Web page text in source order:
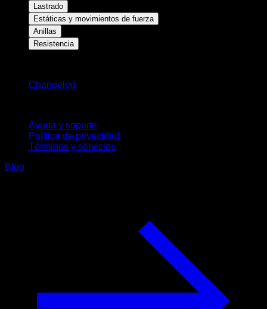
Lastrado
Estáticas y movimientos de fuerza
Anillas
Resistencia
Changelog
Ayuda y soporte
Política de privacidad
Términos y servicios
Blog